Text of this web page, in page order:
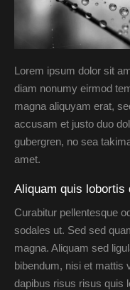
Lorem ipsum dolor sit
diam nonumy eirmod
magna aliquyam erat,
accusam et justo duo
gubergren, no sea
amet.
Aliquam quis lobortis
Curabitur pellentesque
sodales ut. Sed sed
magna. Aliquam sed
bibendum, nisi et mattis
dapibus risus risus quis